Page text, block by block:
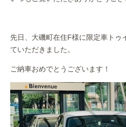
店舗アクセス
先日、大磯町在住F様に限定車ト
ていただきました。
ご納車おめでとうございます！